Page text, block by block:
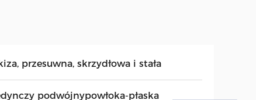
przesuwna, skrzydłowa i stała
podwójnypowłoka-płaska